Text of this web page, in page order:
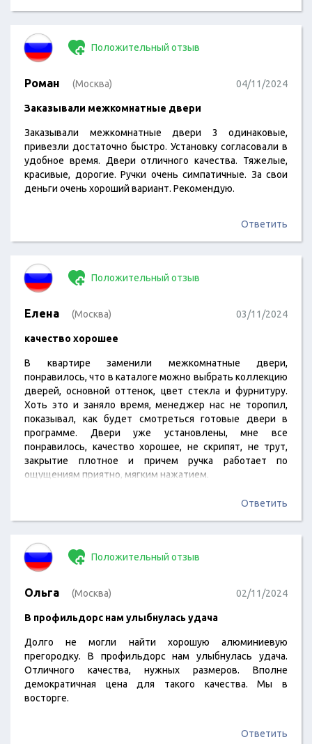
Положительный отзыв
Роман (Москва) 04/11/2024
Заказывали межкомнатные двери
Заказывали межкомнатные двери 3 одинаковые,
привезли достаточно быстро. Установку согласовали в
удобное время. Двери отличного качества. Тяжелые,
красивые, дорогие. Ручки очень симпатичные. За свои
деньги очень хороший вариант. Рекомендую.
Ответить
Положительный отзыв
Елена (Москва) 03/11/2024
качество хорошее
В квартире заменили межкомнатные двери,
понравилось, что в каталоге можно выбрать коллекцию
дверей, основной оттенок, цвет стекла и фурнитуру.
Хоть это и заняло время, менеджер нас не торопил,
показывал, как будет смотреться готовые двери в
программе. Двери уже установлены, мне все
понравилось, качество хорошее, не скрипят, не трут,
закрытие плотное и причем ручка работает по
ощущениям приятно, мягким нажатием.
Ответить
Положительный отзыв
Ольга (Москва) 02/11/2024
В профильдорс нам улыбнулась удача
Долго не могли найти хорошую алюминиевую
прегородку. В профильдорс нам улыбнулась удача.
Отличного качества, нужных размеров. Вполне
демократичная цена для такого качества. Мы в
восторге.
Ответить